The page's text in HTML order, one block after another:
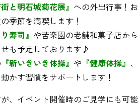
と明石城菊花展』 への外出行事！お
季節を満喫します！
寿司』 や苦楽園の老舗和菓子店から
も予定しております♪
『新いきいき体操』 や 『健康体操』 、
かす習慣をサポートします！
、イベント開催時のご見学にも可能